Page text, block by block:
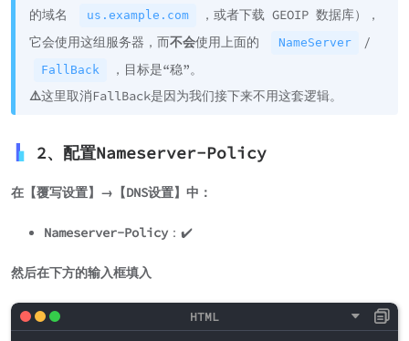
的域名
us.example.com
，或者下载 GEOIP 数据库），
它会使用这组服务器，而不会使用上面的 NameServer /
FallBack
，目标是“稳”。
⚠️这里取消FallBack是因为我们接下来不用这套逻辑。
2、配置Nameserver-Policy
在【覆写设置】→【DNS设置】中：
Nameserver-Policy ：✔️
然后在下方的输入框填入